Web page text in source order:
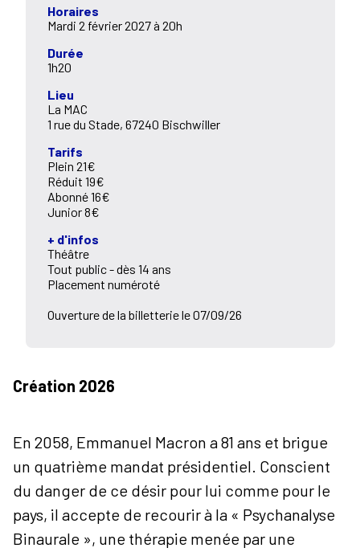
Création 2026
En 2058, Emmanuel Macron a 81 ans et brigue
un quatrième mandat présidentiel. Conscient
du danger de ce désir pour lui comme pour le
pays, il accepte de recourir à la « Psychanalyse
Binaurale », une thérapie menée par une
Horaires
Mardi 2 février 2027 à 20h
Durée
1h20
Lieu
La MAC
1 rue du Stade, 67240 Bischwiller
Tarifs
Plein 21€
Réduit 19€
Abonné 16€
Junior 8€
+ d'infos
Théâtre
Tout public - dès 14 ans
Placement numéroté
Ouverture de la billetterie le 07/09/26